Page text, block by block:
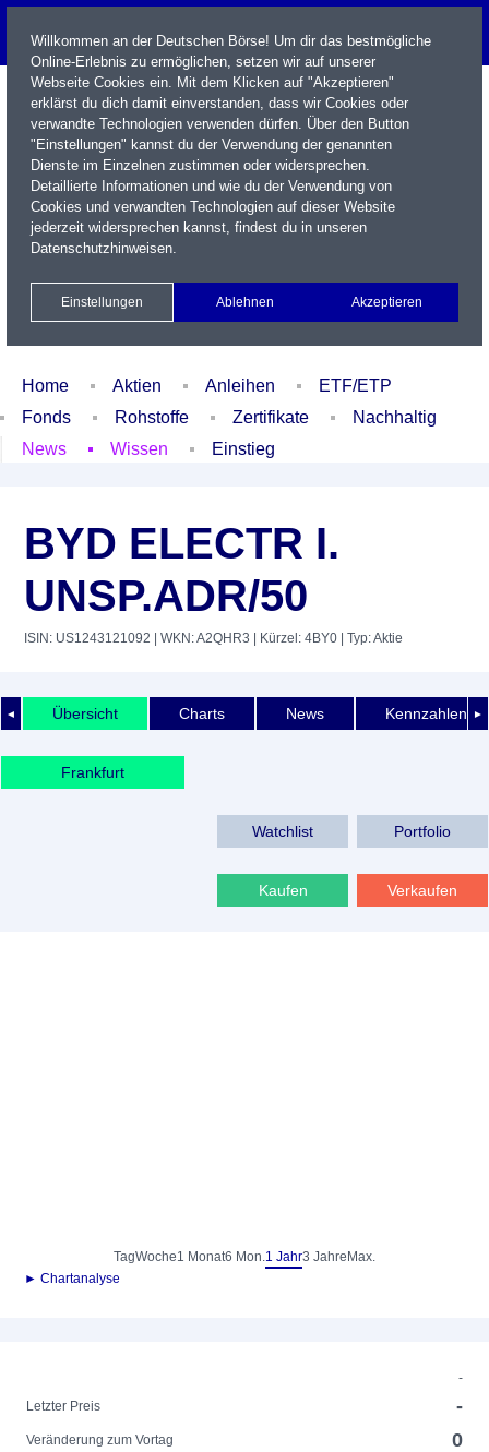
Name / WKN / ISIN / Kürzel
Xetra Realtime
Watchlist Portfolio Login
Home Aktien Anleihen
ETF/ETP
Fonds
Rohstoffe Zertifikate
Nachhaltig
News
Wissen Einstieg
BYD ELECTR I.
UNSP.ADR/50
ISIN: US1243121092 | WKN: A2QHR3 | Kürzel: 4BY0 | Typ: Aktie
◄ ►
Übersicht Charts News Kennzahlen
Frankfurt
Watchlist Portfolio
Kaufen Verkaufen
TagWoche1 Monat6 Mon.1 Jahr3 Jahre Max.
► Chartanalyse
-
Letzter Preis
-
Veränderung zum Vortag 0
Willkommen an der Deutschen Börse! Um dir das bestmögliche
Online-Erlebnis zu ermöglichen, setzen wir auf unserer
Webseite Cookies ein. Mit dem Klicken auf "Akzeptieren"
erklärst du dich damit einverstanden, dass wir Cookies oder
verwandte Technologien verwenden dürfen. Über den Button
"Einstellungen" kannst du der Verwendung der genannten
Dienste im Einzelnen zustimmen oder widersprechen.
Detaillierte Informationen und wie du der Verwendung von
Cookies und verwandten Technologien auf dieser Website
jederzeit widersprechen kannst, findest du in unseren
Datenschutzhinweisen.
Einstellungen Ablehnen Akzeptieren